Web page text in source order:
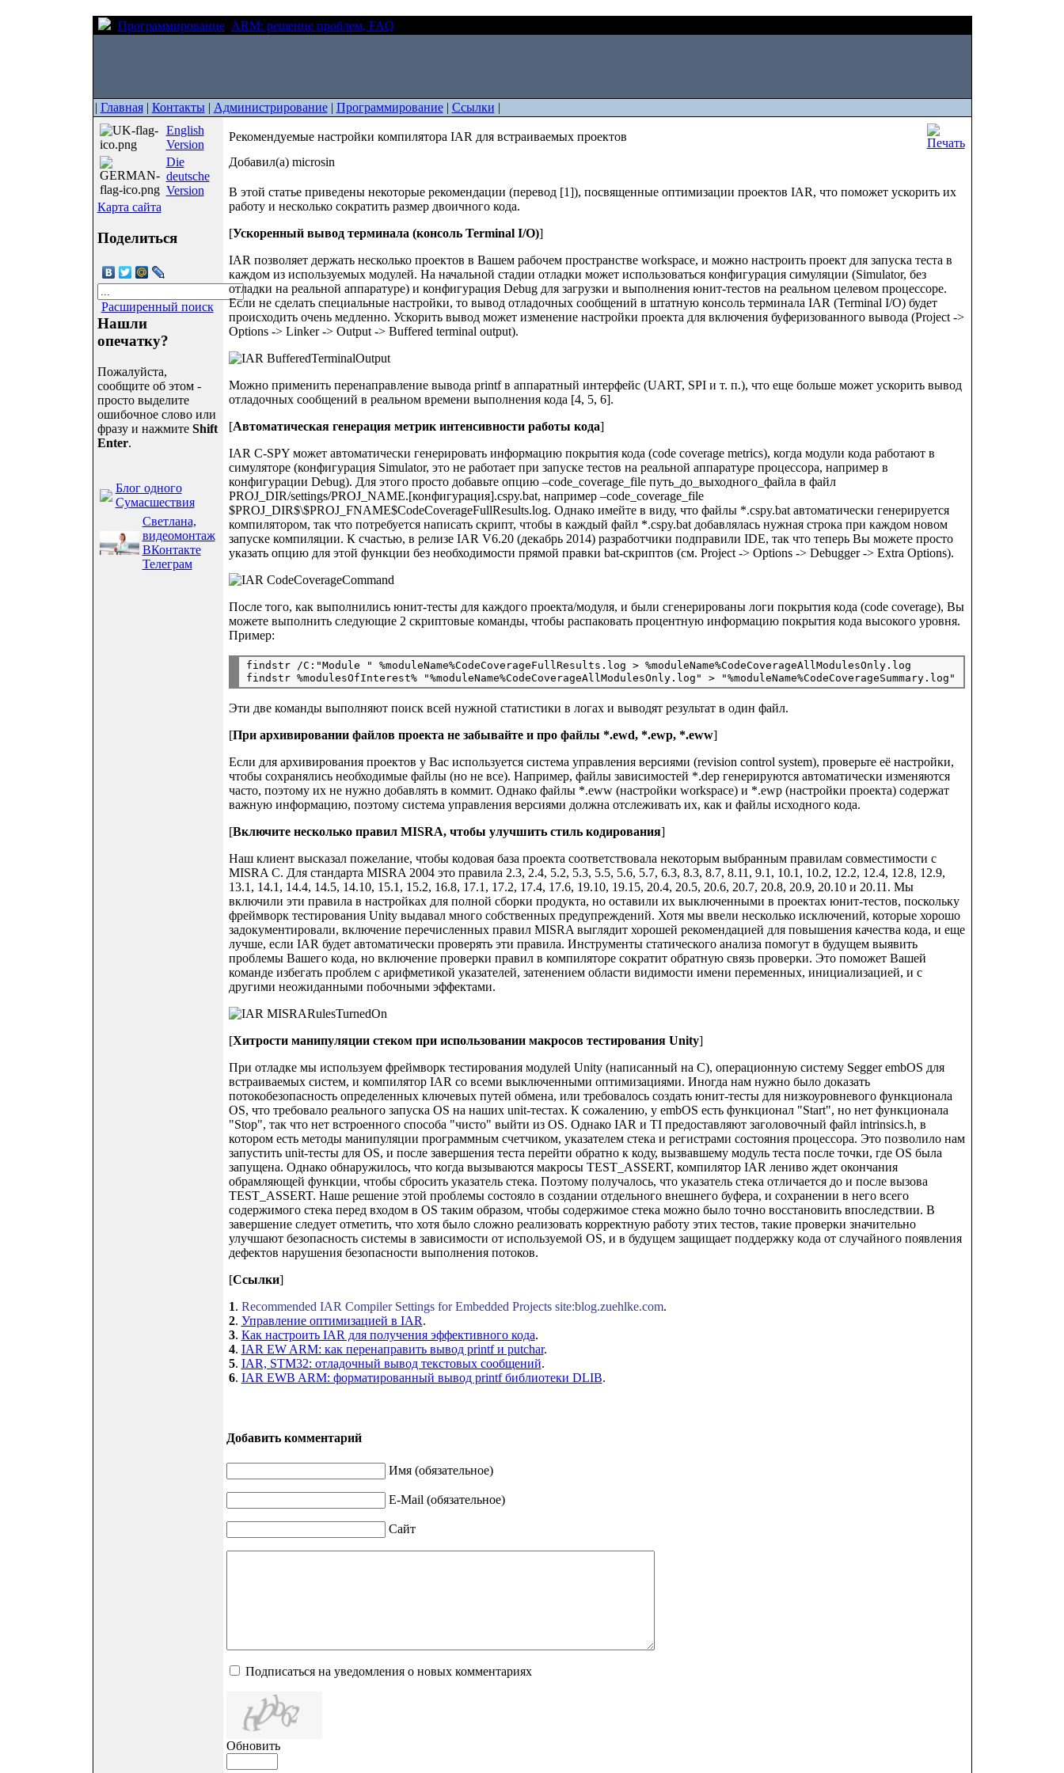
Программирование ARM: решение проблем, FAQ
| Главная| Контакты| Администрирование| Программирование| Ссылки |
English
Version
Die
deutsche
Version
Карта сайта
Поделиться
Расширенный поиск
Нашли
опечатку?
Пожалуйста,
сообщите об этом -
просто выделите
ошибочное слово или
фразу и нажмите Shift
Enter.
Блог одного
Сумасшествия
Светлана,
видеомонтаж
ВКонтакте
Телеграм
Рекомендуемые настройки компилятора IAR для встраиваемых проектов
Добавил(а) microsin
В этой статье приведены некоторые рекомендации (перевод [1]), посвященные оптимизации проектов IAR, что поможет ускорить их
работу и несколько сократить размер двоичного кода.
[Ускоренный вывод терминала (консоль Terminal I/O)]
IAR позволяет держать несколько проектов в Вашем рабочем пространстве workspace, и можно настроить проект для запуска теста в
каждом из используемых модулей. На начальной стадии отладки может использоваться конфигурация симуляции (Simulator, без
отладки на реальной аппаратуре) и конфигурация Debug для загрузки и выполнения юнит-тестов на реальном целевом процессоре.
Если не сделать специальные настройки, то вывод отладочных сообщений в штатную консоль терминала IAR (Terminal I/O) будет
происходить очень медленно. Ускорить вывод может изменение настройки проекта для включения буферизованного вывода (Project ->
Options -> Linker -> Output -> Buffered terminal output).
Можно применить перенаправление вывода printf в аппаратный интерфейс (UART, SPI и т. п.), что еще больше может ускорить вывод
отладочных сообщений в реальном времени выполнения кода [4, 5, 6].
[Автоматическая генерация метрик интенсивности работы кода]
IAR C-SPY может автоматически генерировать информацию покрытия кода (code coverage metrics), когда модули кода работают в
симуляторе (конфигурация Simulator, это не работает при запуске тестов на реальной аппаратуре процессора, например в
конфигурации Debug). Для этого просто добавьте опцию –code_coverage_file путь_до_выходного_файла в файл
PROJ_DIR/settings/PROJ_NAME.[конфигурация].cspy.bat, например –code_coverage_file
$PROJ_DIR$\$PROJ_FNAME$CodeCoverageFullResults.log. Однако имейте в виду, что файлы *.cspy.bat автоматически генерируется
компилятором, так что потребуется написать скрипт, чтобы в каждый файл *.cspy.bat добавлялась нужная строка при каждом новом
запуске компиляции. К счастью, в релизе IAR V6.20 (декабрь 2014) разработчики подправили IDE, так что теперь Вы можете просто
указать опцию для этой функции без необходимости прямой правки bat-скриптов (см. Project -> Options -> Debugger -> Extra Options).
После того, как выполнились юнит-тесты для каждого проекта/модуля, и были сгенерированы логи покрытия кода (code coverage), Вы
можете выполнить следующие 2 скриптовые команды, чтобы распаковать процентную информацию покрытия кода высокого уровня.
Пример:
findstr /C:"Module " %moduleName%CodeCoverageFullResults.log > %moduleName%CodeCoverageAllModulesOnly.log
Эти две команды выполняют поиск всей нужной статистики в логах и выводят результат в один файл.
[При архивировании файлов проекта не забывайте и про файлы *.ewd, *.ewp, *.eww]
Если для архивирования проектов у Вас используется система управления версиями (revision control system), проверьте её настройки,
чтобы сохранялись необходимые файлы (но не все). Например, файлы зависимостей *.dep генерируются автоматически изменяются
часто, поэтому их не нужно добавлять в коммит. Однако файлы *.eww (настройки workspace) и *.ewp (настройки проекта) содержат
важную информацию, поэтому система управления версиями должна отслеживать их, как и файлы исходного кода.
[Включите несколько правил MISRA, чтобы улучшить стиль кодирования]
Наш клиент высказал пожелание, чтобы кодовая база проекта соответствовала некоторым выбранным правилам совместимости с
MISRA C. Для стандарта MISRA 2004 это правила 2.3, 2.4, 5.2, 5.3, 5.5, 5.6, 5.7, 6.3, 8.3, 8.7, 8.11, 9.1, 10.1, 10.2, 12.2, 12.4, 12.8, 12.9,
13.1, 14.1, 14.4, 14.5, 14.10, 15.1, 15.2, 16.8, 17.1, 17.2, 17.4, 17.6, 19.10, 19.15, 20.4, 20.5, 20.6, 20.7, 20.8, 20.9, 20.10 и 20.11. Мы
включили эти правила в настройках для полной сборки продукта, но оставили их выключенными в проектах юнит-тестов, поскольку
фреймворк тестирования Unity выдавал много собственных предупреждений. Хотя мы ввели несколько исключений, которые хорошо
задокументировали, включение перечисленных правил MISRA выглядит хорошей рекомендацией для повышения качества кода, и еще
лучше, если IAR будет автоматически проверять эти правила. Инструменты статического анализа помогут в будущем выявить
проблемы Вашего кода, но включение проверки правил в компиляторе сократит обратную связь проверки. Это поможет Вашей
команде избегать проблем с арифметикой указателей, затенением области видимости имени переменных, инициализацией, и с
другими неожиданными побочными эффектами.
[Хитрости манипуляции стеком при использовании макросов тестирования Unity]
При отладке мы используем фреймворк тестирования модулей Unity (написанный на C), операционную систему Segger embOS для
встраиваемых систем, и компилятор IAR со всеми выключенными оптимизациями. Иногда нам нужно было доказать
потокобезопасность определенных ключевых путей обмена, или требовалось создать юнит-тесты для низкоуровневого функционала
OS, что требовало реального запуска OS на наших unit-тестах. К сожалению, у embOS есть функционал "Start", но нет функционала
"Stop", так что нет встроенного способа "чисто" выйти из OS. Однако IAR и TI предоставляют заголовочный файл intrinsics.h, в
котором есть методы манипуляции программным счетчиком, указателем стека и регистрами состояния процессора. Это позволило нам
запустить unit-тесты для OS, и после завершения теста перейти обратно к коду, вызвавшему модуль теста после точки, где OS была
запущена. Однако обнаружилось, что когда вызываются макросы TEST_ASSERT, компилятор IAR лениво ждет окончания
обрамляющей функции, чтобы сбросить указатель стека. Поэтому получалось, что указатель стека отличается до и после вызова
TEST_ASSERT. Наше решение этой проблемы состояло в создании отдельного внешнего буфера, и сохранении в него всего
содержимого стека перед входом в OS таким образом, чтобы содержимое стека можно было точно восстановить впоследствии. В
завершение следует отметить, что хотя было сложно реализовать корректную работу этих тестов, такие проверки значительно
улучшают безопасность системы в зависимости от используемой OS, и в будущем защищает поддержку кода от случайного появления
дефектов нарушения безопасности выполнения потоков.
[Ссылки]
1. Recommended IAR Compiler Settings for Embedded Projects site:blog.zuehlke.com.
2. Управление оптимизацией в IAR.
3. Как настроить IAR для получения эффективного кода.
4. IAR EW ARM: как перенаправить вывод printf и putchar.
5. IAR, STM32: отладочный вывод текстовых сообщений.
6. IAR EWB ARM: форматированный вывод printf библиотеки DLIB.
Добавить комментарий
Имя (обязательное)
E-Mail (обязательное)
Сайт
Подписаться на уведомления о новых комментариях
Обновить